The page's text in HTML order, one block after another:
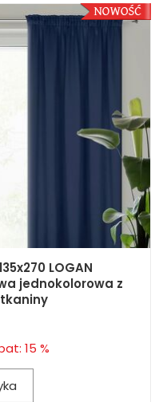
LOGAN
jednokolorowa z
15 %